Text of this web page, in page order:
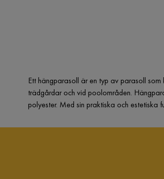
Ett hängparasoll är en typ av parasoll
trädgårdar och vid poolområden.
polyester. Med sin praktiska och estetiska